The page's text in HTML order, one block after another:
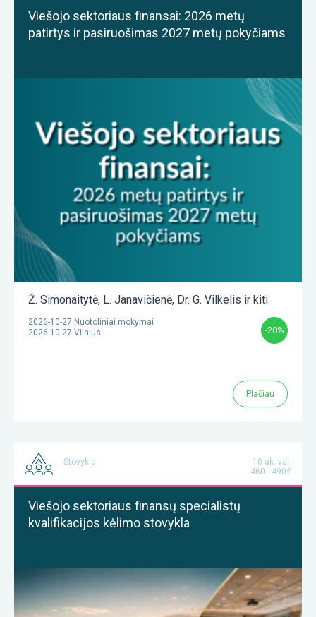
Viešojo sektoriaus finansai: 2026 metų
patirtys ir pasiruošimas 2027 metų pokyčiams
Ž. Simonaitytė, L. Janavičienė, Dr. G. Vilkelis ir kiti
2026-10-27 Nuotoliniai mokymai
2026-10-27 Vilnius
-20%
Plačiau
Stovykla
10 ak. val.
460 - 490€
Viešojo sektoriaus finansų specialistų
kvalifikacijos kėlimo stovykla